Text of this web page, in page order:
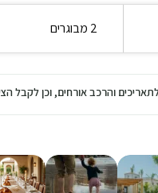
2 מבוגרים
והרכב אורחים, וכן לקבל